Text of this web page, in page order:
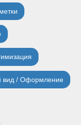
вид / Оформление